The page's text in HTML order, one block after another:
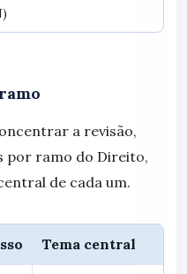
a revisão,
por ramo do Direito,
de cada um.
Tema central